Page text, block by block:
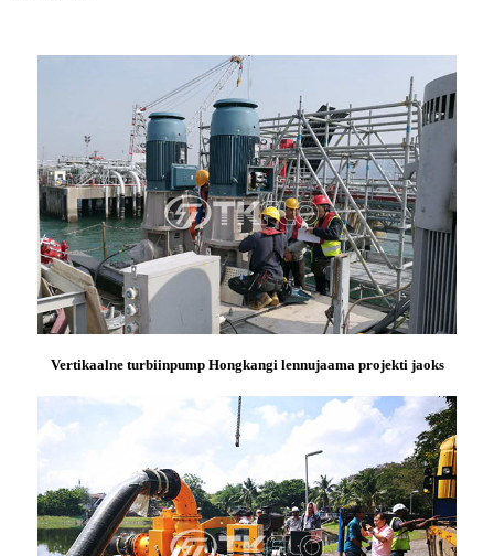
Vertikaalne turbiinpump Hongkangi lennujaama projekti jaoks